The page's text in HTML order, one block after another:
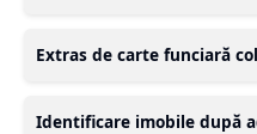
Extras de carte funciară
Identificare imobile după